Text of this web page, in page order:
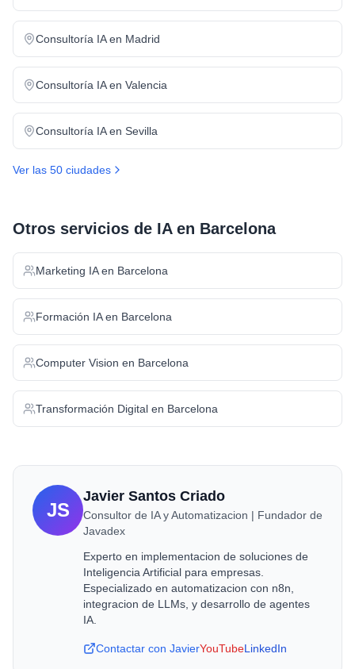
Consultoría IAen Madrid
Consultoría IAen Valencia
Consultoría IAen Sevilla
Ver las 50 ciudades
Otros servicios de IA en Barcelona
Marketing IAen Barcelona
Formación IAen Barcelona
Computer Vision en Barcelona
Transformación Digital en Barcelona
JS
Javier Santos Criado
Consultor de IA y Automatizacion | Fundador de
Javadex
Experto en implementacion de soluciones de
Inteligencia Artificial para empresas.
Especializado en automatizacion con n8n,
integracion de LLMs, y desarrollo de agentes
IA.
Contactar con JavierYouTubeLinkedIn